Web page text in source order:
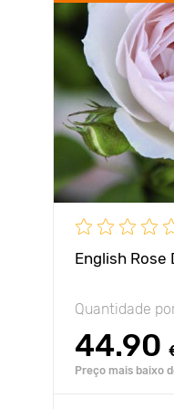
English Rose
Quantidade
44.90
Preço mais baixo